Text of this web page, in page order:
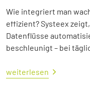
Wie integriert man
effizient? Systeex
Datenflüsse
beschleunigt – bei
weiterlesen